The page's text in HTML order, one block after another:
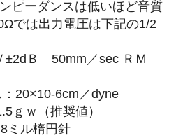
ピーダンスは低いほど音質
では出力電圧は下記の1/2
±2dＢ 50mm／sec ＲＭ
20×10-6cm／dyne
ｗ（推奨値）
ル楕円針